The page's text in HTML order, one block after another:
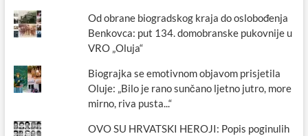
Od obrane biogradskog kraja do oslobođenja
Benkovca: put 134. domobranske pukovnije u
VRO „Oluja“
Biograjka se emotivnom objavom prisjetila
Oluje: „Bilo je rano sunčano ljetno jutro, more
mirno, riva pusta...“
OVO SU HRVATSKI HEROJI: Popis poginulih